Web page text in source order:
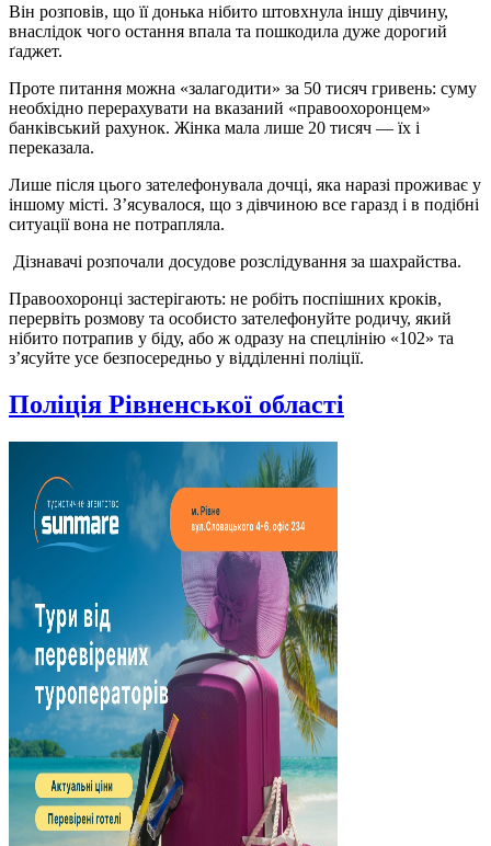
Він розповів, що її донька нібито штовхнула іншу дівчину,
внаслідок чого остання впала та пошкодила дуже дорогий
ґаджет.
Проте питання можна «залагодити» за 50 тисяч гривень: суму
необхідно перерахувати на вказаний «правоохоронцем»
банківський рахунок. Жінка мала лише 20 тисяч — їх і
переказала.
Лише після цього зателефонувала дочці, яка наразі проживає у
іншому місті. З’ясувалося, що з дівчиною все гаразд і в подібні
ситуації вона не потрапляла.
Дізнавачі розпочали досудове розслідування за шахрайства.
Правоохоронці застерігають: не робіть поспішних кроків,
перервіть розмову та особисто зателефонуйте родичу, який
нібито потрапив у біду, або ж одразу на спецлінію «102» та
з’ясуйте усе безпосередньо у відділенні поліції.
Поліція Рівненської області